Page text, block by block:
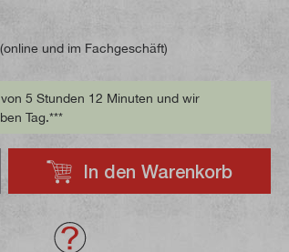
und im Fachgeschäft)
5 Stunden 12 Minuten und wir
Tag.***
In den Warenkorb